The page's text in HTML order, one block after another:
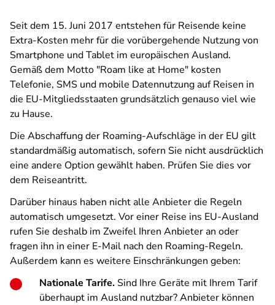
Seit dem 15. Juni 2017 entstehen für Reisende keine
Extra-Kosten mehr für die vorübergehende Nutzung von
Smartphone und Tablet im europäischen Ausland.
Gemäß dem Motto "Roam like at Home" kosten
Telefonie, SMS und mobile Datennutzung auf Reisen in
die EU-Mitgliedsstaaten grundsätzlich genauso viel wie
zu Hause.
Die Abschaffung der Roaming-Aufschläge in der EU gilt
standardmäßig automatisch, sofern Sie nicht ausdrücklich
eine andere Option gewählt haben. Prüfen Sie dies vor
dem Reiseantritt.
Darüber hinaus haben nicht alle Anbieter die Regeln
automatisch umgesetzt. Vor einer Reise ins EU-Ausland
rufen Sie deshalb im Zweifel Ihren Anbieter an oder
fragen ihn in einer E-Mail nach den Roaming-Regeln.
Außerdem kann es weitere Einschränkungen geben:
Nationale Tarife. Sind Ihre Geräte mit Ihrem Tarif
überhaupt im Ausland nutzbar? Anbieter können